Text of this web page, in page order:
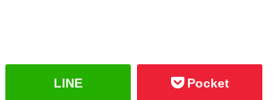
LINE Pocket